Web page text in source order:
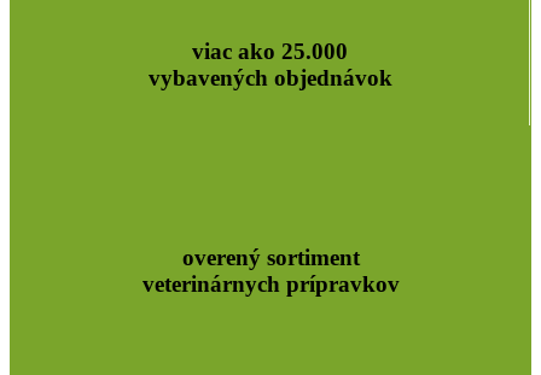
viac ako 25.000
vybavených objednávok
overený sortiment
veterinárnych prípravkov